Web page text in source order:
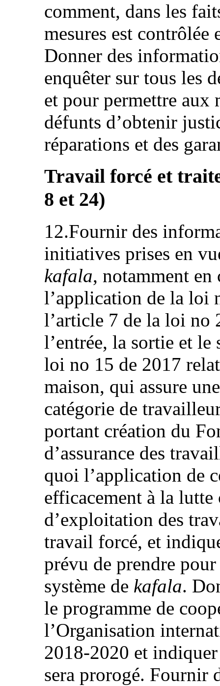
comment, dans les
mesures est contrôlée
Donner des
enquêter sur tous les
et pour permettre aux
défunts d’obtenir
réparations et des
Travail forcé et
8 et 24)
12.Fournir des
initiatives prises en
kafala, notamment en
l’application de la loi
l’article 7 de la loi no
l’entrée, la sortie et
loi no 15 de 2017
maison, qui assure
catégorie de
portant création du
d’assurance des
quoi l’application de
efficacement à la
d’exploitation des
travail forcé, et
prévu de prendre
système de kafala.
le programme de
l’Organisation
2018-2020 et
sera prorogé. Fournir